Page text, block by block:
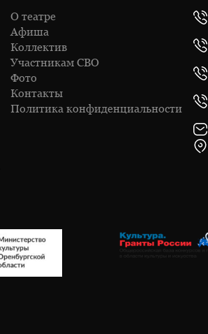
О театре
Афиша
Коллектив
Участникам СВО
Фото
Контакты
Политика конфиденциальности